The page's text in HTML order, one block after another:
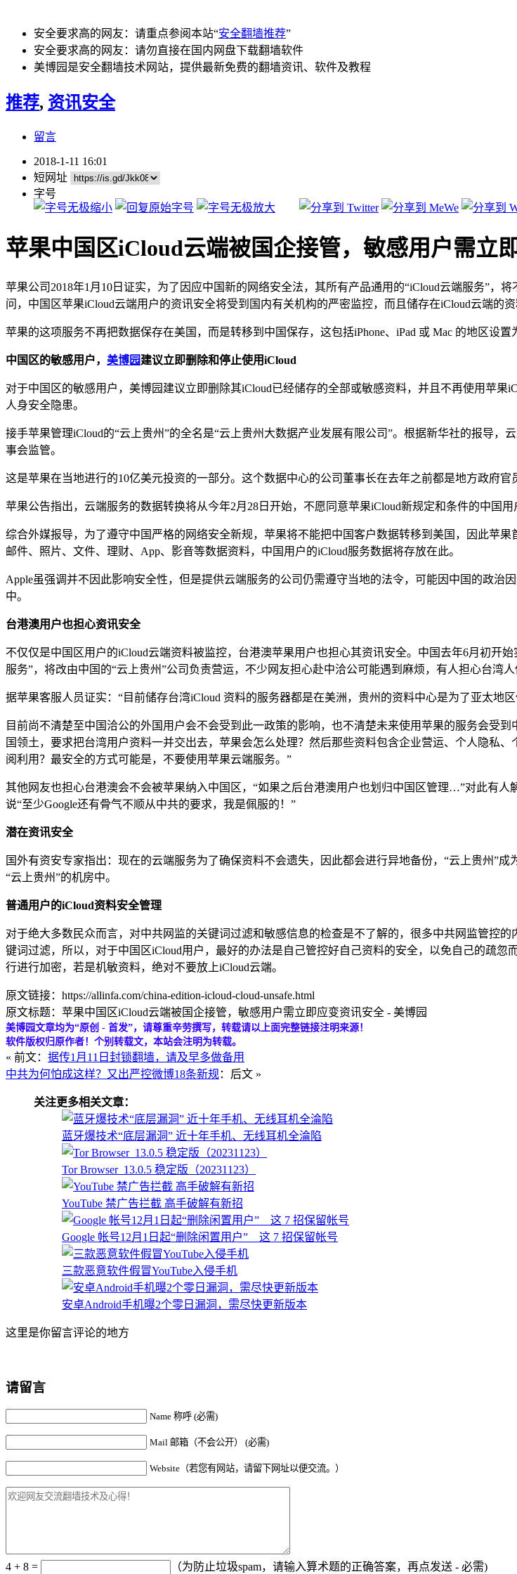
安全要求高的网友：请重点参阅本站“安全翻墙推荐”
安全要求高的网友：请勿直接在国内网盘下载翻墙软件
美博园是安全翻墙技术网站，提供最新免费的翻墙资讯、软件及教程
推荐, 资讯安全
留言
2018-1-11 16:01
短网址
字号
苹果中国区iCloud云端被国企接管，敏感用户需立
苹果公司2018年1月10日证实，为了因应中国新的网络安全法，其所有产品通用的“iCloud云端服务”，
问，中国区苹果iCloud云端用户的资讯安全将受到国内有关机构的严密监控，而且储存在iCloud云端的
苹果的这项服务不再把数据保存在美国，而是转移到中国保存，这包括iPhone、iPad 或 Mac 的地区设
中国区的敏感用户， 美博园建议立即删除和停止使用iCloud
对于中国区的敏感用户，美博园建议立即删除其iCloud已经储存的全部或敏感资料，并且不再使用苹
人身安全隐患。
接手苹果管理iCloud的“云上贵州”的全名是“云上贵州大数据产业发展有限公司”。根据新华社的报导
事会监管。
这是苹果在当地进行的10亿美元投资的一部分。这个数据中心的公司董事长在去年之前都是地方政府官
苹果公告指出，云端服务的数据转换将从今年2月28日开始，不愿同意苹果iCloud新规定和条件的中国用
综合外媒报导，为了遵守中国严格的网络安全新规，苹果将不能把中国客户数据转移到美国，因此苹
邮件、照片、文件、理财、App、影音等数据资料，中国用户的iCloud服务数据将存放在此。
Apple虽强调并不因此影响安全性，但是提供云端服务的公司仍需遵守当地的法令，可能因中国的政
中。
台港澳用户也担心资讯安全
不仅仅是中国区用户的iCloud云端资料被监控，台港澳苹果用户也担心其资讯安全。中国去年6月初开
服务”，将改由中国的“云上贵州”公司负责营运，不少网友担心赴中洽公可能遇到麻烦，有人担心台湾
据苹果客服人员证实：“目前储存台湾iCloud 资料的服务器都是在美洲，贵州的资料中心是为了亚太地
目前尚不清楚至中国洽公的外国用户会不会受到此一政策的影响，也不清楚未来使用苹果的服务会受
国领土，要求把台湾用户资料一并交出去，苹果会怎么处理？然后那些资料包含企业营运、个人隐私
阅利用？最安全的方式可能是，不要使用苹果云端服务。”
其他网友也担心台港澳会不会被苹果纳入中国区，“如果之后台港澳用户也划归中国区管理…”对此有
说“至少Google还有骨气不顺从中共的要求，我是佩服的！”
潜在资讯安全
国外有资安专家指出：现在的云端服务为了确保资料不会遗失，因此都会进行异地备份，“云上贵州”
“云上贵州”的机房中。
普通用户的iCloud资料安全管理
对于绝大多数民众而言，对中共网监的关键词过滤和敏感信息的检查是不了解的，很多中共网监管控
键词过滤，所以，对于中国区iCloud用户，最好的办法是自己管控好自己资料的安全，以免自己的疏
行进行加密，若是机敏资料，绝对不要放上iCloud云端。
原文链接：https://allinfa.com/china-edition-icloud-cloud-unsafe.html
原文标题：苹果中国区iCloud云端被国企接管，敏感用户需立即应变资讯安全 - 美博园
美博园文章均为“原创 - 首发”，请尊重辛劳撰写，转载请以上面完整链接注明来源！
软件版权归原作者！个别转载文，本站会注明为转载。
« 前文： 据传1月11日封锁翻墙，请及早多做备用
中共为何怕成这样？又出严控微博18条新规：后文 »
关注更多相关文章：
蓝牙爆技术“底层漏洞” 近十年手机、无线耳机全淪陷
Tor Browser_13.0.5 稳定版（20231123）
YouTube 禁广告拦截 高手破解有新招
Google 帐号12月1日起“删除闲置用户” 这 7 招保留帐号
三款恶意软件假冒YouTube入侵手机
安卓Android手机曝2个零日漏洞，需尽快更新版本
这里是你留言评论的地方
请留言
Name 称呼 (必需)
Mail 邮箱（不会公开） (必需)
Website（若您有网站，请留下网址以便交流。）
4 + 8 = （为防止垃圾spam，请输入算术题的正确答案，再点发送 - 必需)